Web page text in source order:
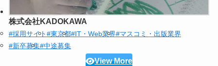
株式会社KADOKAWA
#採用サイト#東京都#IT・Web業界#マスコミ・出版業界
#新卒募集#中途募集
View More